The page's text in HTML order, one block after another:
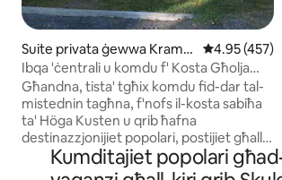
Suite privata ġewwa Kramf
ors
Rating
4.95 (457)
Ibqa 'ċentrali u komdu f' Kosta Għolja
sabiħa!
Għandna, tista' tgħix komdu fid-dar tal-
mistednin tagħna, f'nofs il-kosta sabiħa
ta' Höga Kusten u qrib ħafna
destinazzjonijiet popolari, postijiet għall-
għawm, mogħdijiet għall-mixi,
mogħdijiet tal-iskiing, ħwienet, ristorant,
Kumditajiet popolari